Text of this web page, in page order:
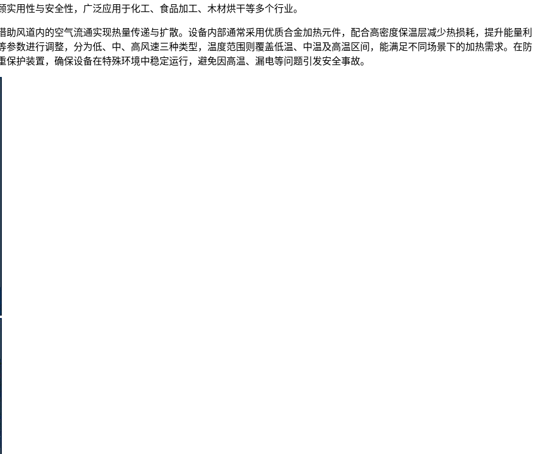
用性与安全性，广泛应用于化工、食品加工、木材烘干等多个行业。
风道内的空气流通实现热量传递与扩散。设备内部通常采用优质合金加热元件，配合高密度保温层减少热损耗，提升能量利
数进行调整，分为低、中、高风速三种类型，温度范围则覆盖低温、中温及高温区间，能满足不同场景下的加热需求。在防
护装置，确保设备在特殊环境中稳定运行，避免因高温、漏电等问题引发安全事故。